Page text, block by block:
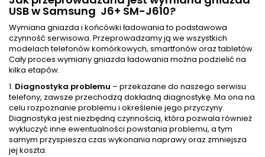
USB w Samsung J6+ SM-J610?
Wymiana gniazda i końcówki ładowania to podstawowa
czynność serwisowa. Przeprowadzamy ją we wszystkich
modelach telefonów komórkowych, smartfonów oraz tabletów.
Cały proces wymiany gniazda ładowania można podzielić na
kilka etapów.
1. Diagnostyka problemu – przekazane do naszego serwisu
telefony, zawsze przechodzą dokładną diagnostykę. Ma ona na
celu rozpoznanie problemu i określenie jego przyczyny.
Diagnostyka jest niezbędną czynnością, która pozwala również
wykluczyć inne ewentualności powstania problemu, a tym
samym przyspiesza czas wykonania naprawy oraz zmniejsza
jej koszta.